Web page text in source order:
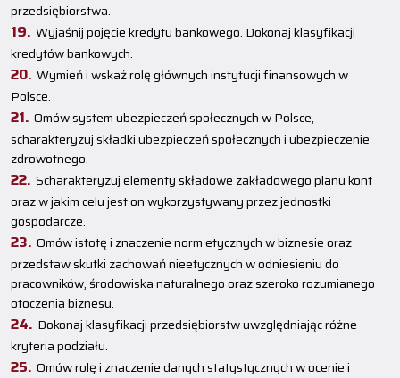
przedsiębiorstwa.
Wyjaśnij pojęcie kredytu bankowego. Dokonaj klasyfikacji
kredytów bankowych.
Wymień i wskaż rolę głównych instytucji finansowych w
Polsce.
Omów system ubezpieczeń społecznych w Polsce,
scharakteryzuj składki ubezpieczeń społecznych i ubezpieczenie
zdrowotnego.
Scharakteryzuj elementy składowe zakładowego planu kont
oraz w jakim celu jest on wykorzystywany przez jednostki
gospodarcze.
Omów istotę i znaczenie norm etycznych w biznesie oraz
przedstaw skutki zachowań nieetycznych w odniesieniu do
pracowników, środowiska naturalnego oraz szeroko rozumianego
otoczenia biznesu.
Dokonaj klasyfikacji przedsiębiorstw uwzględniając różne
kryteria podziału.
Omów rolę i znaczenie danych statystycznych w ocenie i